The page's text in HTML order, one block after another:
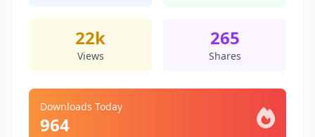
22k
Views
265
Shares
Downloads Today
964